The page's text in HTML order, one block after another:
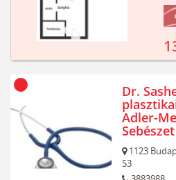
Dr.
Adler-
Sebészet
1123
53